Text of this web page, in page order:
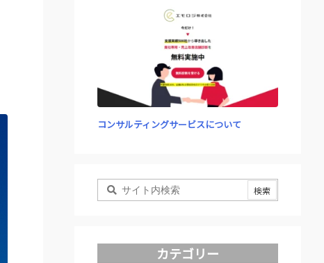
コンサルティングサービスについて
カテゴリー